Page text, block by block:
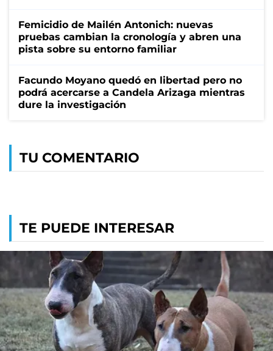
Femicidio de Mailén Antonich: nuevas
pruebas cambian la cronología y abren una
pista sobre su entorno familiar
Facundo Moyano quedó en libertad pero no
podrá acercarse a Candela Arizaga mientras
dure la investigación
TU COMENTARIO
TE PUEDE INTERESAR